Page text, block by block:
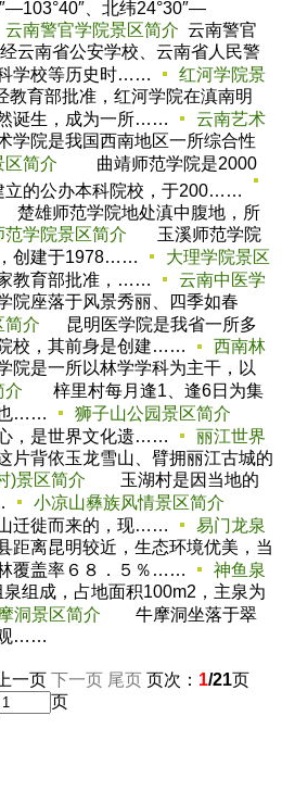
、北纬24°30″—
云南警官学院景区简介 云南警官
云南省公安学校、云南省人民警
学校等历史时……
红河学院景
育部批准，红河学院在滇南明
诞生，成为一所……
云南艺术
院是我国西南地区一所综合性
区简介
曲靖师范学院是2000
立的公办本科院校，于200……
楚雄师范学院地处滇中腹地，所
范学院景区简介
玉溪师范学院
创建于1978……
大理学院景区
教育部批准，……
云南中医学
座落于风景秀丽、四季如春
简介
昆明医学院是我省一所多
校，其前身是创建……
西南林
是一所以林学学科为主干，以
介
梓里村每月逢1、逢6日为集
……
狮子山公园景区简介
，是世界文化遗……
丽江世界
背依玉龙雪山、臂拥丽江古城的
)景区简介
玉湖村是因当地的
小凉山彝族风情景区简介
迁徙而来的，现……
易门龙泉
距离昆明较近，生态环境优美，当
覆盖率６８．５％……
神鱼泉
组成，占地面积100m2，主泉为
洞景区简介
牛摩洞坐落于翠
观……
一页 下一页 尾页 页次： 1/21页
页